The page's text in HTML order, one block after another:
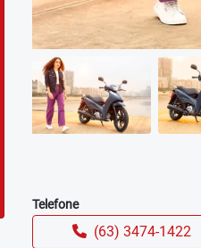
Telefone
(63) 3474-1422